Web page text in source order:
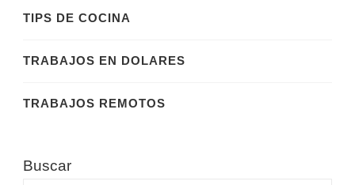
TIPS DE COCINA
TRABAJOS EN DOLARES
TRABAJOS REMOTOS
Buscar